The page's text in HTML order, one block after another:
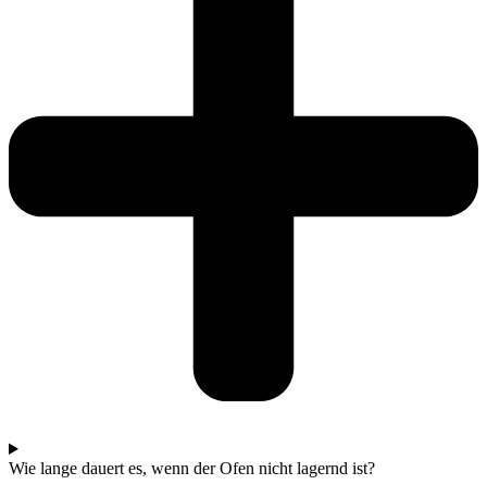
Wie lange dauert es, wenn der Ofen nicht lagernd ist?